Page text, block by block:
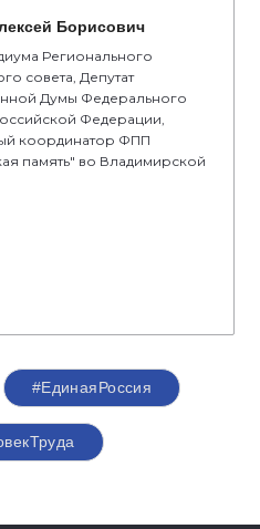
Борисович
Регионального
совета, Депутат
Думы Федерального
Федерации,
координатор ФПП
память" во Владимирской
#‎ЕдинаяРоссия